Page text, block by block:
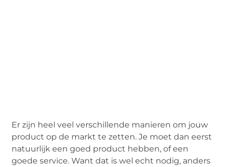
Er zijn heel veel verschillende manieren om jouw
product op de markt te zetten. Je moet dan eerst
natuurlijk een goed product hebben, of een
goede service. Want dat is wel echt nodig, anders